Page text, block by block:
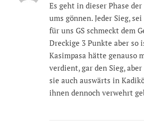
Es geht in dieser Phase
ums gönnen. Jeder Sieg,
für uns GS schmeckt dem
Dreckige 3 Punkte aber so
Kasimpasa hätte genauso
verdient, gar den Sieg,
sie auch auswärts in
ihnen dennoch verwehrt